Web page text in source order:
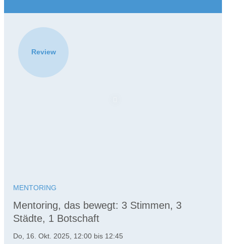
Review
MENTORING
Mentoring, das bewegt: 3 Stimmen, 3
Städte, 1 Botschaft
Do, 16. Okt. 2025, 12:00 bis 12:45
CHANGE
DIVERSITY
MENTORING